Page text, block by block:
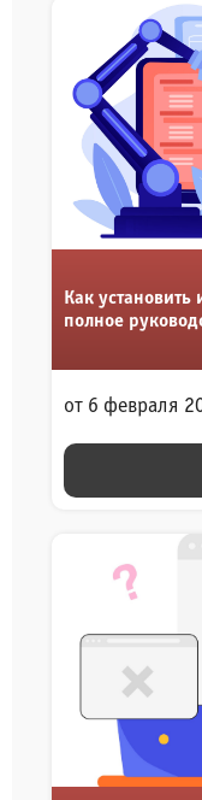
Как
полное
от 6 февраля